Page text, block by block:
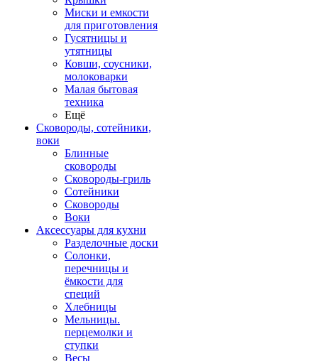
Миски и емкости
для приготовления
Гусятницы и
утятницы
Ковши, соусники,
молоковарки
Малая бытовая
техника
Ещё
Сковороды, сотейники,
воки
Блинные
сковороды
Сковороды-гриль
Сотейники
Сковороды
Воки
Аксессуары для кухни
Разделочные доски
Солонки,
перечницы и
ёмкости для
специй
Хлебницы
Мельницы.
перцемолки и
ступки
Весы